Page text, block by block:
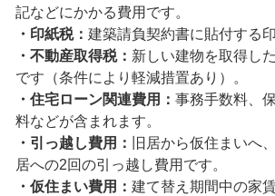
記などにかかる費用です。
・印紙税： 建築請負契約書に貼付する
・不動産取得税： 新しい建物を取得し
です（条件により軽減措置あり）。
・住宅ローン関連費用： 事務手数料、
料などが含まれます。
・引っ越し費用：
旧居から仮住まいへ
居への2回の引っ越し費用です。
・仮住まい費用： 建て替え期間中の家